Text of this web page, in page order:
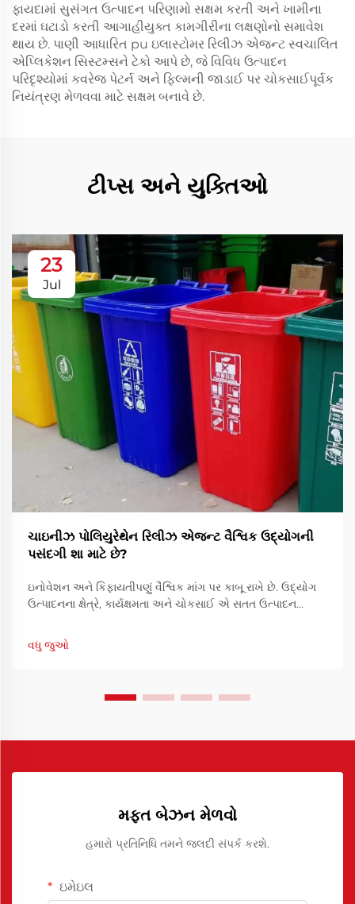
ફાયદામાં સુસંગત ઉત્પાદન પરિણામો સક્ષમ કરતી અને ખામીના
દરમાં ઘટાડો કરતી આગાહીયુક્ત કામગીરીના લક્ષણોનો સમાવેશ
થાય છે. પાણી આધારિત pu ઇલાસ્ટોમર રિલીઝ એજન્ટ સ્વચાલિત
એપ્લિકેશન સિસ્ટમ્સને ટેકો આપે છે, જે વિવિધ ઉત્પાદન
પરિદૃશ્યોમાં કવરેજ પેટર્ન અને ફિલ્મની જાડાઈ પર ચોકસાઈપૂર્વક
નિયંત્રણ મેળવવા માટે સક્ષમ બનાવે છે.
ટીપ્સ અને યુક્તિઓ
23
Jul
ચાઇનીઝ પોલિયુરેથેન રિલીઝ એજન્ટ વૈશ્વિક ઉદ્યોગની
પસંદગી શા માટે છે?
ઇનોવેશન અને કિફાયતીપણું વૈશ્વિક માંગ પર કાબૂ રાખે છે. ઉદ્યોગ
ઉત્પાદનના ક્ષેત્રે, કાર્યક્ષમતા અને ચોકસાઈ એ સતત ઉત્પાદન
રિલીઝ એજન્ટ એ એક મહત્વપૂર્ણ ઉપાય તરીકે ઉભરી આવ્યો છે...
વધુ જુઓ
મફત બેઝન મેળવો
હમારો પ્રતિનિધિ તમને જલદી સંપર્ક કરશે.
ઇમેઇલ